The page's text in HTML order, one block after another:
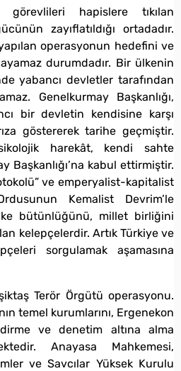
görevlileri hapislere tıkılan
zayıflatıldığı ortadadır.
operasyonun hedefini ve
durumdadır. Bir ülkenin
yabancı devletler tarafından
Genelkurmay Başkanlığı,
bir devletin kendisine karşı
göstererek tarihe geçmiştir.
harekât, kendi sahte
Başkanlığı’na kabul ettirmiştir.
ve emperyalist-kapitalist
Kemalist Devrim’le
bütünlüğünü, millet birliğini
kelepçelerdir. Artık Türkiye ve
sorgulamak aşamasına
Terör Örgütü operasyonu.
temel kurumlarını, Ergenekon
ve denetim altına alma
Anayasa Mahkemesi,
ve Savcılar Yüksek Kurulu